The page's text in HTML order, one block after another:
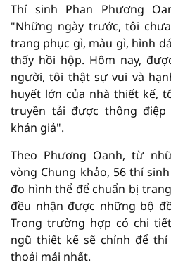
Thí sinh Phan Phương
"Những ngày trước, tôi
trang phục gì, màu gì, hình
thấy hồi hộp. Hôm nay,
người, tôi thật sự vui và
huyết lớn của nhà thiết kế,
truyền tải được thông
khán giả".
Theo Phương Oanh, từ
vòng Chung khảo, 56 thí
đo hình thể để chuẩn bị
đều nhận được những bộ
Trong trường hợp có chi
ngũ thiết kế sẽ chỉnh để
thoải mái nhất.